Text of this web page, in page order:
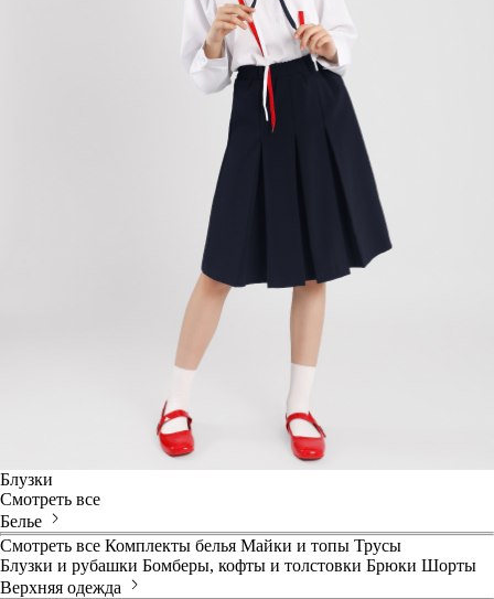
Блузки
Смотреть все
Белье
Смотреть все Комплекты белья Майки и топы Трусы
Блузки и рубашки Бомберы, кофты и толстовки Брюки Шорты
Верхняя одежда